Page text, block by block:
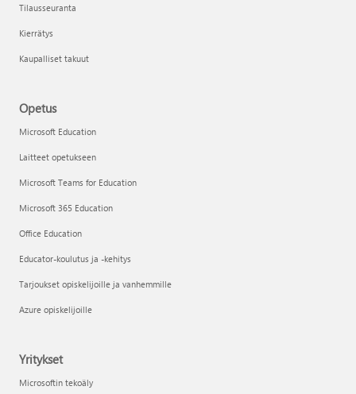
Tilausseuranta
Kierrätys
Kaupalliset takuut
Opetus
Microsoft Education
Laitteet opetukseen
Microsoft Teams for Education
Microsoft 365 Education
Office Education
Educator-koulutus ja -kehitys
Tarjoukset opiskelijoille ja vanhemmille
Azure opiskelijoille
Yritykset
Microsoftin tekoäly